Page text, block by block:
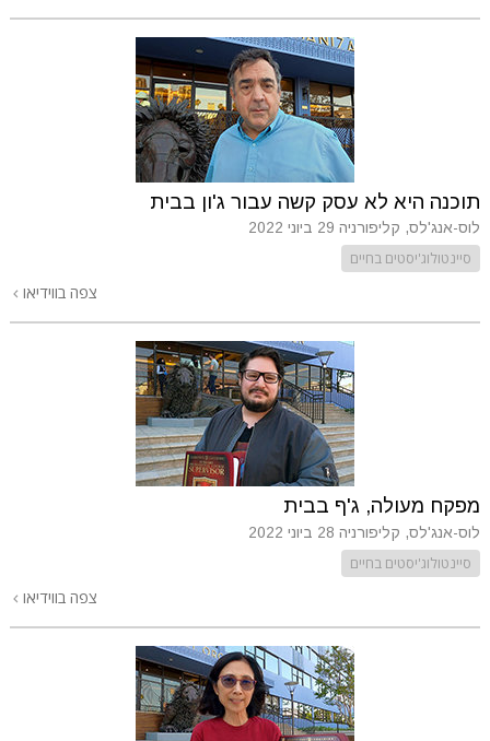
תוכנה היא לא עסק קשה עבור ג'ון בבית
לוס-אנג'לס, קליפורניה 29 ביוני 2022
סיינטולוג'יסטים בחיים
צפה בווידיאו
מפקח מעולה, ג'ף בבית
לוס-אנג'לס, קליפורניה 28 ביוני 2022
סיינטולוג'יסטים בחיים
צפה בווידיאו